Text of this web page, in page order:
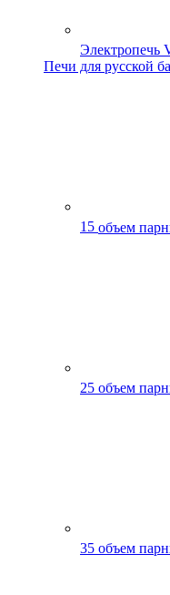
Электропечь
Печи для русской
15 объем
25 объем
35 объем